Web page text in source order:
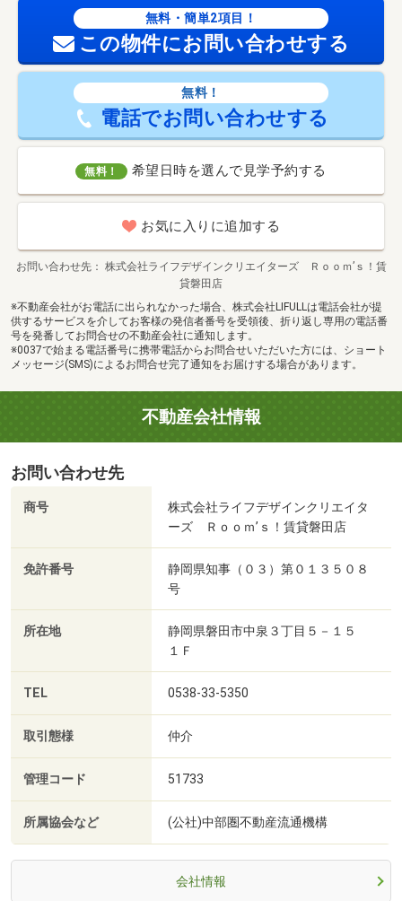
無料・簡単2項目！
この物件にお問い合わせする
無料！
電話でお問い合わせする
無料！ 希望日時を選んで見学予約する
お気に入りに追加する
お問い合わせ先
株式会社ライフデザインクリエイターズ Ｒｏｏｍ’ｓ！賃
貸磐田店
※不動産会社がお電話に出られなかった場合、株式会社LIFULLは電話会社が提
供するサービスを介してお客様の発信者番号を受領後、折り返し専用の電話番
号を発番してお問合せの不動産会社に通知します。
※0037で始まる電話番号に携帯電話からお問合せいただいた方には、ショート
メッセージ(SMS)によるお問合せ完了通知をお届けする場合があります。
不動産会社情報
お問い合わせ先
商号
株式会社ライフデザインクリエイタ
ーズ Ｒｏｏｍ’ｓ！賃貸磐田店
免許番号
静岡県知事（０３）第０１３５０８
号
所在地
静岡県磐田市中泉３丁目５－１５
１Ｆ
TEL 0538-33-5350
取引態様 仲介
管理コード 51733
所属協会など (公社)中部圏不動産流通機構
会社情報